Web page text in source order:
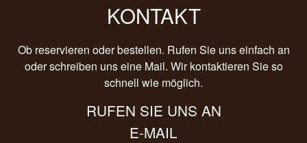
KONTAKT
Ob reservieren oder bestellen. Rufen Sie uns einfach an
oder schreiben uns eine Mail. Wir kontaktieren Sie so
schnell wie möglich.
RUFEN SIE UNS AN
E-MAIL